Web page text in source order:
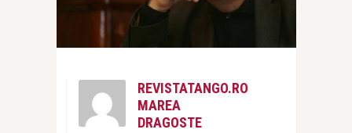
REVISTATANGO.RO
MAREA
DRAGOSTE